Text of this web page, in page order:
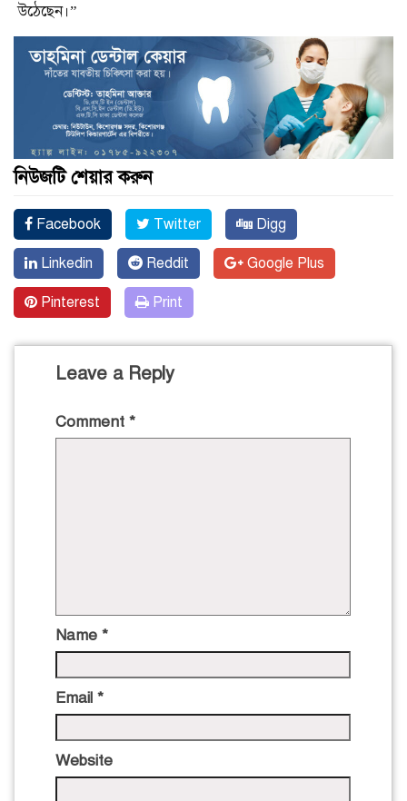
উঠেছেন।”
নিউজটি শেয়ার করুন
Facebook Twitter Digg
Linkedin Reddit Google Plus
Pinterest Print
Leave a Reply
Comment *
Name *
Email *
Website